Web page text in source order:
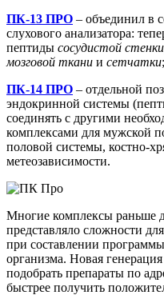
ПК-13 ПРО – объединил в
слухового анализатора:
пептиды сосудистой
мозговой ткани и сетчатки;
ПК-14 ПРО – отдельной
эндокринной системы
соединять с другими
комплексами для мужской
половой системы, костно-
метеозависимости.
Многие комплексы раньше
представляло сложности
при составлении
организма. Новая
подобрать препараты по
быстрее получить